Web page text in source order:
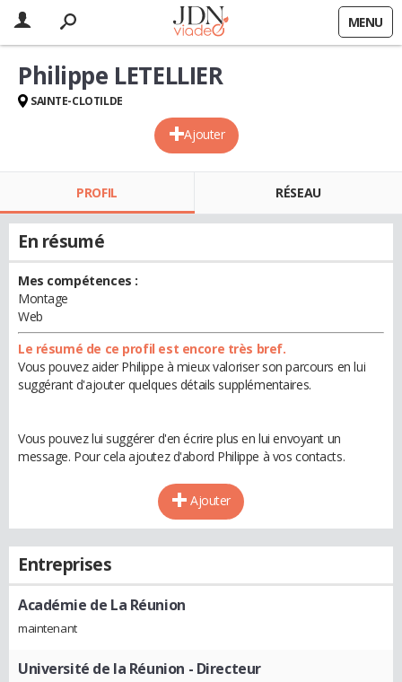
MENU
Ajouter
Philippe LETELLIER
SAINTE-CLOTILDE
PROFIL RÉSEAU
En résumé
Mes compétences :
Montage
Web
Le résumé de ce profil est encore très bref.
Vous pouvez aider Philippe à mieux valoriser son parcours en lui
suggérant d'ajouter quelques détails supplémentaires.
Vous pouvez lui suggérer d'en écrire plus en lui envoyant un
message. Pour cela ajoutez d'abord Philippe à vos contacts.
Ajouter
Entreprises
Académie de La Réunion
maintenant
Université de la Réunion - Directeur